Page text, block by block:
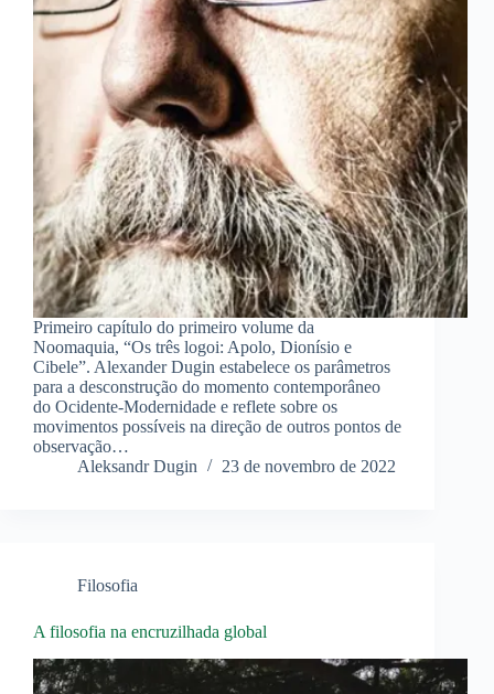
Primeiro capítulo do primeiro volume da
Noomaquia, “Os três logoi: Apolo, Dionísio e
Cibele”. Alexander Dugin estabelece os parâmetros
para a desconstrução do momento contemporâneo
do Ocidente-Modernidade e reflete sobre os
movimentos possíveis na direção de outros pontos de
observação…
Aleksandr Dugin
23 de novembro de 2022
Filosofia
A filosofia na encruzilhada global